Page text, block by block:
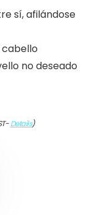
sí, afilándose
no deseado
Details)